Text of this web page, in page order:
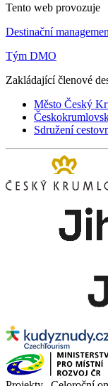
Tento web provozuje
Destinační
Tým DMO
Zakládající členové
Město Český
Sdružení